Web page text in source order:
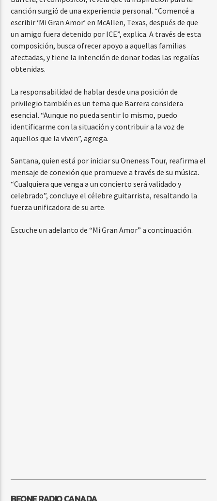
canción surgió de una experiencia personal. “Comencé a
escribir ‘Mi Gran Amor’ en McAllen, Texas, después de que
un amigo fuera detenido por ICE”, explica. A través de esta
composición, busca ofrecer apoyo a aquellas familias
afectadas, y tiene la intención de donar todas las regalías
obtenidas.
La responsabilidad de hablar desde una posición de
privilegio también es un tema que Barrera considera
esencial. “Aunque no pueda sentir lo mismo, puedo
identificarme con la situación y contribuir a la voz de
aquellos que la viven”, agrega.
Santana, quien está por iniciar su Oneness Tour, reafirma el
mensaje de conexión que promueve a través de su música.
“Cualquiera que venga a un concierto será validado y
celebrado”, concluye el célebre guitarrista, resaltando la
fuerza unificadora de su arte.
Escuche un adelanto de “Mi Gran Amor” a continuación.